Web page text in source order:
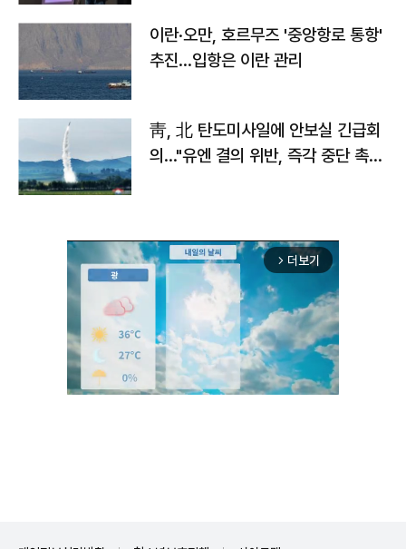
이란·오만, 호르무즈 '중앙항로 통항'
추진…입항은 이란 관리
靑, 北 탄도미사일에 안보실 긴급회
의…"유엔 결의 위반, 즉각 중단 촉
arrow_forward_ios 더보기